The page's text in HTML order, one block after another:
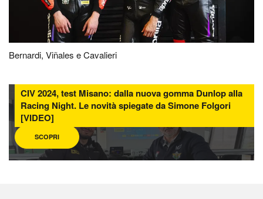
Bernardi, Viñales e Cavalieri
CIV 2024, test Misano: dalla nuova gomma Dunlop alla
Racing Night. Le novità spiegate da Simone Folgori
[VIDEO]
SCOPRI